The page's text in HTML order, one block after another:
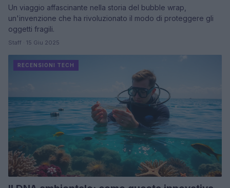
Un viaggio affascinante nella storia del bubble wrap,
un'invenzione che ha rivoluzionato il modo di proteggere gli
oggetti fragili.
Staff · 15 Giu 2025
RECENSIONI TECH